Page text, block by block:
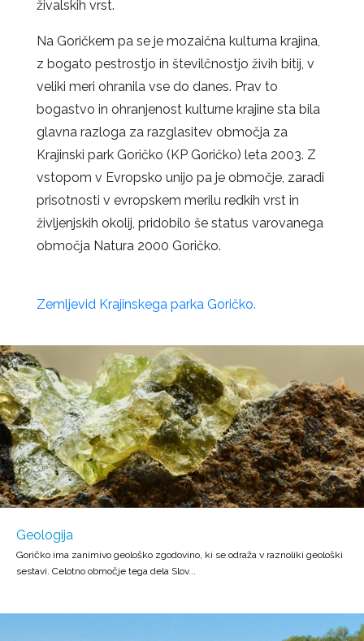
živalskih vrst.
Na Goričkem pa se je mozaična kulturna krajina,
z bogato pestrostjo in številčnostjo živih bitij, v
veliki meri ohranila vse do danes. Prav to
bogastvo in ohranjenost kulturne krajine sta bila
glavna razloga za razglasitev območja za
Krajinski park Goričko (KP Goričko) leta 2003. Z
vstopom v Evropsko unijo pa je območje, zaradi
prisotnosti v evropskem merilu redkih vrst in
življenjskih okolij, pridobilo še status varovanega
območja Natura 2000 Goričko.
Zemljevid Krajinskega parka Goričko.
Geologija
Goričko ima zanimivo geološko zgodovino, ki se odraža v raznoliki geološki
sestavi. Celotno območje tega dela Slov...